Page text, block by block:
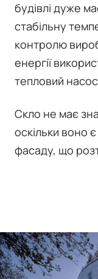
будівлі дуже
стабільну
контролю
енергії
тепловий
Скло не має
оскільки воно
фасаду, що